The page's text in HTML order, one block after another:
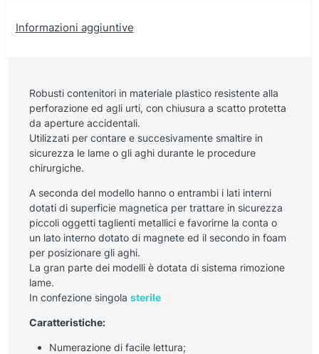
Informazioni aggiuntive
Robusti contenitori in materiale plastico resistente alla
perforazione ed agli urti, con chiusura a scatto protetta
da aperture accidentali.
Utilizzati per contare e succesivamente smaltire in
sicurezza le lame o gli aghi durante le procedure
chirurgiche.
A seconda del modello hanno o entrambi i lati interni
dotati di superficie magnetica per trattare in sicurezza
piccoli oggetti taglienti metallici e favorirne la conta o
un lato interno dotato di magnete ed il secondo in foam
per posizionare gli aghi.
La gran parte dei modelli è dotata di sistema rimozione
lame.
In confezione singola sterile
Caratteristiche:
Numerazione di facile lettura;